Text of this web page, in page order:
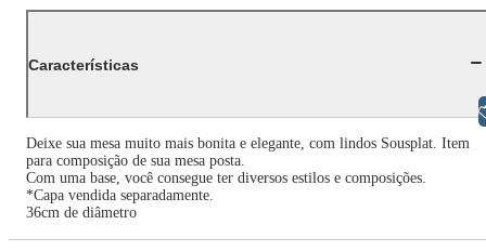
Características
Deixe sua mesa muito mais bonita e elegante, com lindos Sousplat. Item
para composição de sua mesa posta.
Com uma base, você consegue ter diversos estilos e composições.
*Capa vendida separadamente.
36cm de diâmetro